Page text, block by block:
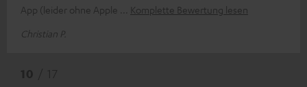
App (leider ohne Apple
Komplette Bewertung lesen
Christian P.